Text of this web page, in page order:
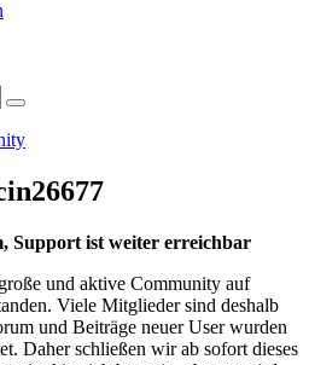
Support ist weiter erreichbar
und aktive Community auf
Viele Mitglieder sind deshalb
und Beiträge neuer User wurden
Daher schließen wir ab sofort dieses